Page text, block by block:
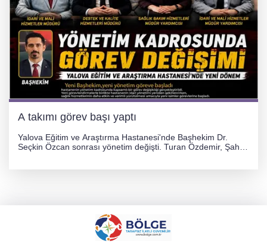
A takımı görev başı yaptı
Yalova Eğitim ve Araştırma Hastanesi'nde Başhekim Dr.
Seçkin Özcan sonrası yönetim değişti. Turan Özdemir, Şahin